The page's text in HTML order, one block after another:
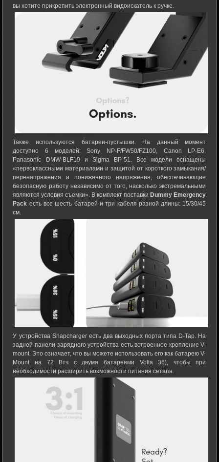
вы хотите прикрепить электронный видоискатель к ручке.
Также используются батареи-пустышки. На данный момент
доступно 6 моделей: Sony NP-F/FW50/FZ100, Canon LP-E6,
Panasonic DMW-BLF19 и Sigma BP-51. Все модели оснащены
«первоклассными материалами и защитой от короткого замыкания/
перенапряжения и пониженного напряжения, обеспечивающие
безопасную работу независимо от того, насколько экстремальными
являются условия съемки». В комплект поставкиDummy Emergency
Pack есть все шесть батарей и три кабеля разной длины: 15/30/45
см.
У устройства Snapcharger есть два выходных порта типа D-Tap. На
задней панели зарядного устройства есть встроенное крепление V-
mount. Это означает, что вы можете использовать его как батарею V-
Mount на 72 Втч с двумя батареями Volta 36), чтобы при
необходимости расширить возможности питания сетапа.